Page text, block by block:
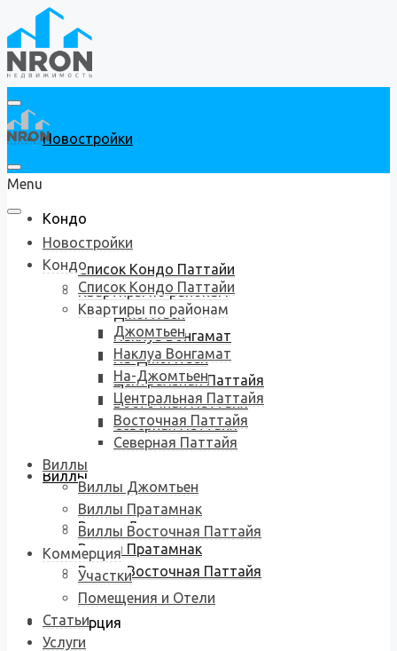
Новостройки
Кондо
Список Кондо Паттайи
Квартиры по районам
Джомтьен
Наклуа Вонгамат
На-Джомтьен
Центральная Паттайя
Восточная Паттайя
Северная Паттайя
Виллы
Виллы Джомтьен
Виллы Пратамнак
Виллы Восточная Паттайя
Коммерция
Menu
Новостройки
Кондо
Список Кондо Паттайи
Квартиры по районам
Джомтьен
Наклуа Вонгамат
На-Джомтьен
Центральная Паттайя
Восточная Паттайя
Северная Паттайя
Виллы
Виллы Джомтьен
Виллы Пратамнак
Виллы Восточная Паттайя
Коммерция
Участки
Помещения и Отели
Статьи
Услуги